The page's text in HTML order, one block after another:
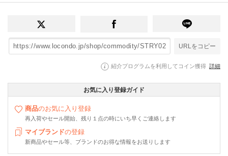
URLをコピー
紹介プログラムを利用してコイン獲得 詳細
お気に入り登録ガイド
商品のお気に入り登録
再入荷やセール開始、残り１点の時にいち早くご連絡します
マイブランドの登録
新商品やセール等、ブランドのお得な情報をお送りします